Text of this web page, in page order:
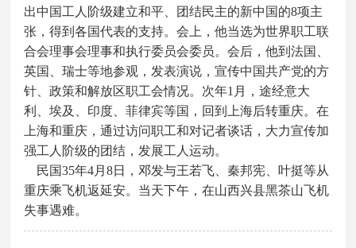
出中国工人阶级建立和平、团结民主的新中国的8项主
张，得到各国代表的支持。会上，他当选为世界职工联
合会理事会理事和执行委员会委员。会后，他到法国、
英国、瑞士等地参观，发表演说，宣传中国共产党的方
针、政策和解放区职工会情况。次年1月，途经意大
利、埃及、印度、菲律宾等国，回到上海后转重庆。在
上海和重庆，通过访问职工和对记者谈话，大力宣传加
强工人阶级的团结，发展工人运动。
民国35年4月8日，邓发与王若飞、秦邦宪、叶挺等从
重庆乘飞机返延安。当天下午，在山西兴县黑茶山飞机
失事遇难。